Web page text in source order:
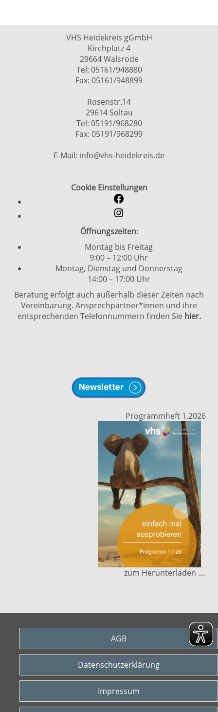
VHS Heidekreis gGmbH
Kirchplatz 4
29664 Walsrode
Tel: 05161/948880
Fax: 05161/948899
Rosenstr.14
29614 Soltau
Tel: 05191/968280
Fax: 05191/968299
E-Mail: info@vhs-heidekreis.de
Cookie Einstellungen
Öffnungszeiten:
Montag bis Freitag
9:00 – 12:00 Uhr
Montag, Dienstag und Donnerstag
14:00 – 17:00 Uhr
Beratung erfolgt auch außerhalb dieser Zeiten nach
Vereinbarung. Ansprechpartner*innen und ihre
entsprechenden Telefonnummern finden Sie hier.
Programmheft 1.2026
zum Herunterladen ....
AGB
Datenschutzerklärung
Impressum